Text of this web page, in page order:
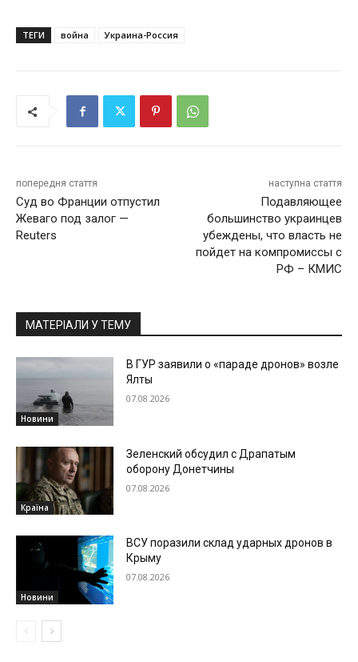
ТЕГИ война Украина-Россия
попередня стаття
Суд во Франции отпустил
Жеваго под залог —
Reuters
наступна стаття
Подавляющее
большинство украинцев
убеждены, что власть не
пойдет на компромиссы с
РФ – КМИС
МАТЕРІАЛИ У ТЕМУ
Новини
В ГУР заявили о «параде дронов» возле
Ялты
07.08.2026
Країна
Зеленский обсудил с Драпатым
оборону Донетчины
07.08.2026
Новини
ВСУ поразили склад ударных дронов в
Крыму
07.08.2026